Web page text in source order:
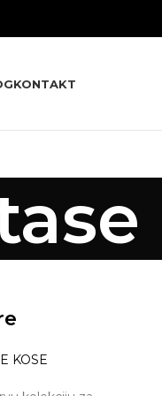
KONTAKT
KOSE